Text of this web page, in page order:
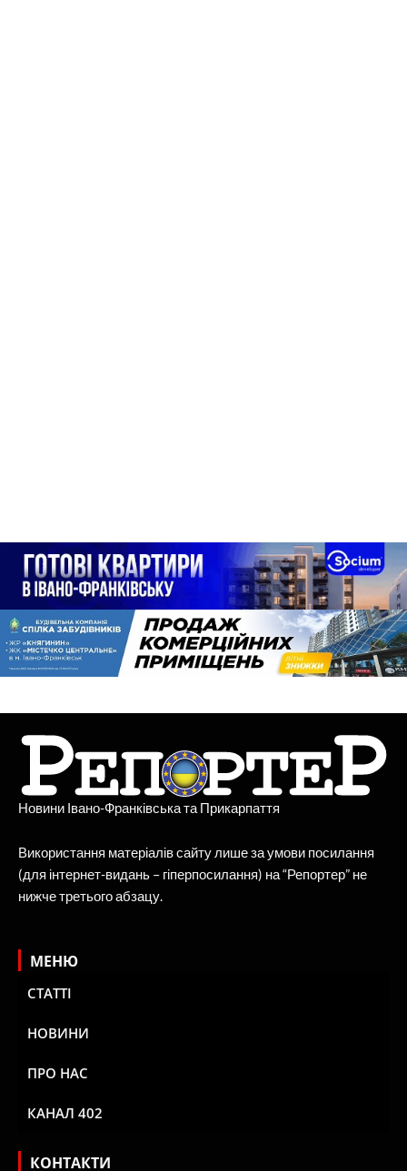
Новини Івано-Франківська та Прикарпаття
Використання матеріалів сайту лише за умови посилання
(для інтернет-видань – гіперпосилання) на “Репортер” не
нижче третього абзацу.
МЕНЮ
СТАТТІ
НОВИНИ
ПРО НАС
КАНАЛ 402
КОНТАКТИ